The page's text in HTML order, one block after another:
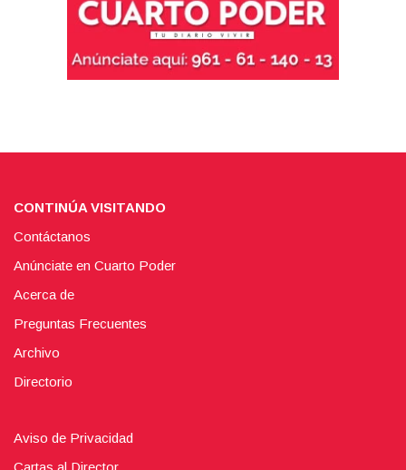
CONTINÚA VISITANDO
Contáctanos
Anúnciate en Cuarto Poder
Acerca de
Preguntas Frecuentes
Archivo
Directorio
Aviso de Privacidad